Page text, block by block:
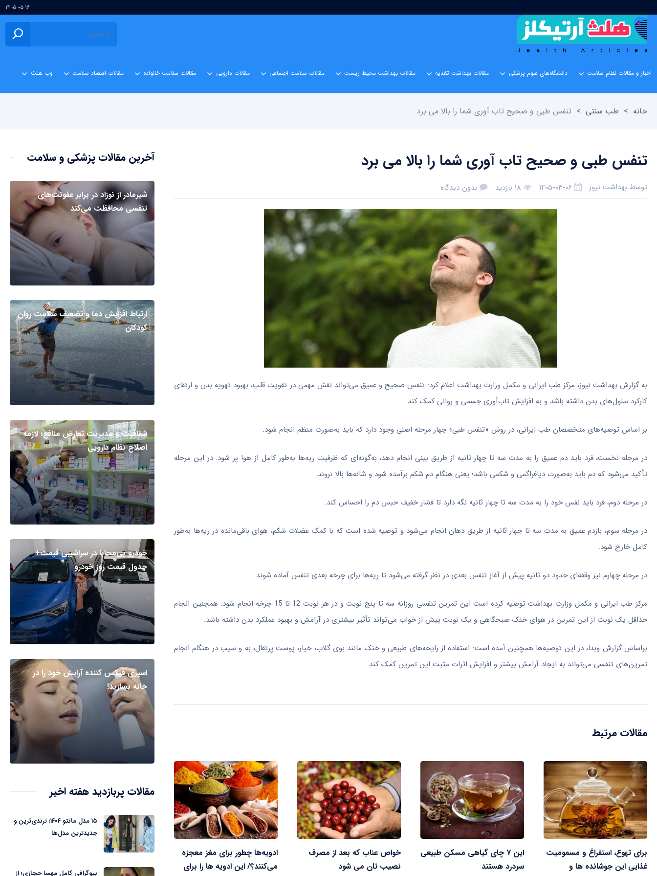
۱۴۰۵-۰۵-۱۶
اخبار و مقالات نظام سلامت دانشگاه‌های علوم پزشکی مقالات بهداشت تغذیه مقالات بهداشت محیط زیست مقالات سلامت اجتماعی مقالات دارویی مقالات سلامت خانواده مقالات اقتصاد سلامت وب هلث
خانه > طب سنتی > تنفس طبی و صحیح تاب آوری شما را بالا می برد
تنفس طبی و صحیح تاب آوری شما را بالا می برد
توسط بهداشت نیوز ۱۴۰۵-۰۳-۰۶ ۱۸ بازدید بدون دیدگاه
به گزارش بهداشت نیوز، مرکز طب ایرانی و مکمل وزارت بهداشت اعلام کرد: تنفس صحیح و عمیق می‌تواند نقش مهمی در تقویت قلب، بهبود تهویه بدن و ارتقای
کارکرد سلول‌های بدن داشته باشد و به افزایش تاب‌آوری جسمی و روانی کمک کند.
بر اساس توصیه‌های متخصصان طب ایرانی، در روش «تنفس طبی» چهار مرحله اصلی وجود دارد که باید به‌صورت منظم انجام شود.
در مرحله نخست، فرد باید دم عمیق را به مدت سه تا چهار ثانیه از طریق بینی انجام دهد، به‌گونه‌ای که ظرفیت ریه‌ها به‌طور کامل از هوا پر شود. در این مرحله
تأکید می‌شود که دم باید به‌صورت دیافراگمی و شکمی باشد؛ یعنی هنگام دم شکم برآمده شود و شانه‌ها بالا نروند.
در مرحله دوم، فرد باید نفس خود را به مدت سه تا چهار ثانیه نگه دارد تا فشار خفیف حبس دم را احساس کند.
در مرحله سوم، بازدم عمیق به مدت سه تا چهار ثانیه از طریق دهان انجام می‌شود و توصیه شده است که با کمک عضلات شکم، هوای باقی‌مانده در ریه‌ها به‌طور
کامل خارج شود.
در مرحله چهارم نیز وقفه‌ای حدود دو ثانیه پیش از آغاز تنفس بعدی در نظر گرفته می‌شود تا ریه‌ها برای چرخه بعدی تنفس آماده شوند.
مرکز طب ایرانی و مکمل وزارت بهداشت توصیه کرده است این تمرین تنفسی روزانه سه تا پنج نوبت و در هر نوبت 12 تا 15 چرخه انجام شود. همچنین انجام
حداقل یک نوبت از این تمرین در هوای خنک صبحگاهی و یک نوبت پیش از خواب می‌تواند تأثیر بیشتری در آرامش و بهبود عملکرد بدن داشته باشد.
براساس گزارش وبدا، در این توصیه‌ها همچنین آمده است: استفاده از رایحه‌های طبیعی و خنک مانند بوی گلاب، خیار، پوست پرتقال، به و سیب در هنگام انجام
تمرین‌های تنفسی می‌تواند به ایجاد آرامش بیشتر و افزایش اثرات مثبت این تمرین کمک کند.
مقالات مرتبط
برای تهوع، استفراغ و مسمومیت
غذایی این جوشانده ها و
این ۷ چای گیاهی مسکن طبیعی
سردرد هستند
خواص عناب که بعد از مصرف
نصیب تان می شود
ادویه‌ها چطور برای مغز معجزه
می‌کنند؟/ این ادویه ها را برای
آخرین مقالات پزشکی و سلامت
شیرمادر از نوزاد در برابر عفونت‌های
تنفسی محافظت می‌کند
ارتباط افزایش دما و تضعیف سلامت روان
کودکان
شفافیت و مدیریت تعارض منافع؛ لازمه
اصلاح نظام دارویی
خودرو بی‌محابا در سراشیبی قیمت+
جدول قیمت روز خودرو
اسپری فیکس کننده آرایش خود را در
خانه بسازید!
مقالات پربازدید هفته اخیر
۱۵ مدل مانتو ۱۴۰۴؛ ترندی‌ترین و
جدیدترین مدل‌ها
بیوگرافی کامل مهسا حجازی؛ از